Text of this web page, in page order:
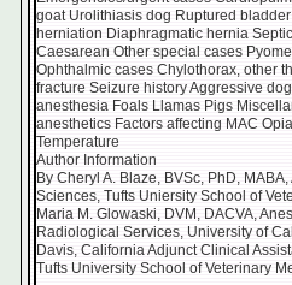
goat Urolithiasis dog Ruptured
herniation Diaphragmatic hernia
Caesarean Other special cases
Ophthalmic cases Chylothorax, other
fracture Seizure history Aggressive
anesthesia Foals Llamas Pigs
anesthetics Factors affecting MAC
Temperature
Author Information
By Cheryl A. Blaze, BVSc, PhD,
Sciences, Tufts Uniersity School of
Maria M. Glowaski, DVM, DACVA,
Radiological Services, University of
Davis, California Adjunct Clinical
Tufts University School of Veterinary